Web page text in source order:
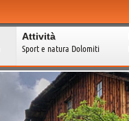
Attività
Sport e natura Dolomiti